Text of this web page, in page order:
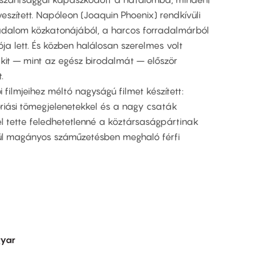
Napóleon (Joaquin Phoenix) rendkívüli
közkatonájából, a harcos forradalmárból
lett. És közben halálosan szerelmes volt
– mint az egész birodalmát – először
filmjeihez méltó nagyságú filmet készített:
tömegjelenetekkel és a nagy csaták
tette feledhetetlenné a köztársaságpártinak
magányos száműzetésben meghaló férfi